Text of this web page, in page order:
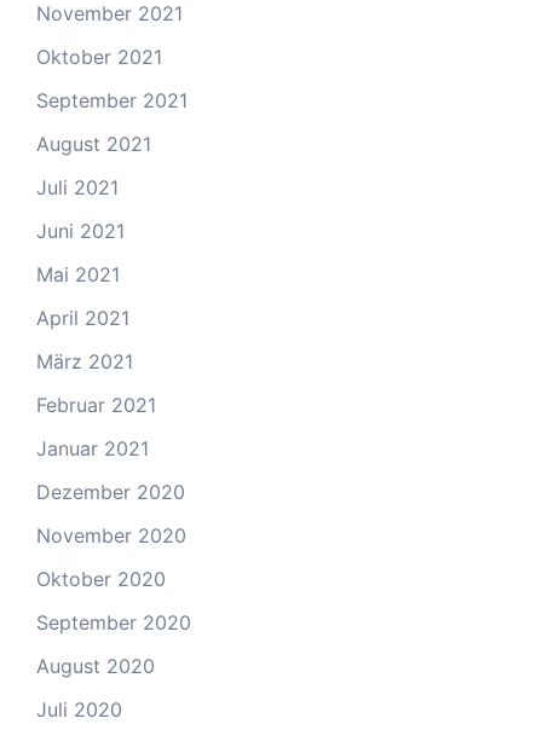
November 2021
Oktober 2021
September 2021
August 2021
Juli 2021
Juni 2021
Mai 2021
April 2021
März 2021
Februar 2021
Januar 2021
Dezember 2020
November 2020
Oktober 2020
September 2020
August 2020
Juli 2020